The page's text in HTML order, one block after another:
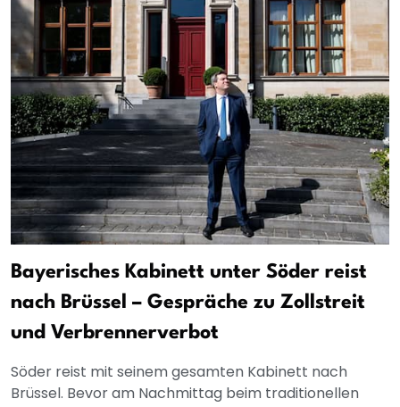
Bayerisches Kabinett unter Söder reist
nach Brüssel – Gespräche zu Zollstreit
und Verbrennerverbot
Söder reist mit seinem gesamten Kabinett nach
Brüssel. Bevor am Nachmittag beim traditionellen